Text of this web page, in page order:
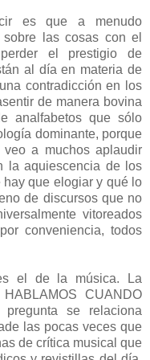
es que a menudo
sobre las cosas con el
el prestigio de
al día en materia de
contradicción en los
de manera bovina
analfabetos que sólo
dominante, porque
veo a muchos aplaudir
la aquiescencia de los
que elogiar y qué lo
de discursos que no
vitoreados
conveniencia, todos
el de la música. La
CUANDO
se relaciona
las pocas veces que
de crítica musical que